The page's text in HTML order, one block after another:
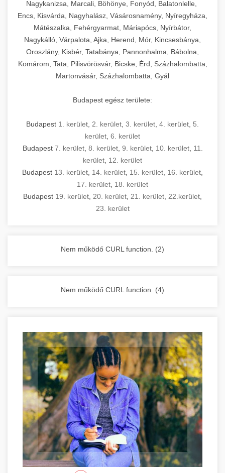
Ipari sütők és gőzpárolók katalógusa -
chef-iparikonyhagepek.hu
berendezések
használatot, miközben megfelel az összes
higiéniai előírásnak.
Ipari hűtőberendezések széles
választéka - chef-iparikonyhagepek.hu
kereskedelmi hűtőegység és hűtőkamra rendszerek
hőmérsékletet és vízminőséget figyelő
rendszerekkel, valamint energiatakarékos
technológiával rendelkeznek. A rozsdamentes
acél konstrukció és a könnyen hozzáférhető
karbantartási pontok biztosítják a hosszú
élettartamot és az egyszerű üzemeltetést.
Ipari mosogatógépek teljes kínálata -
kereskedelmi mosogatógép és tisztítóberendezések
tisztíthatók, szétszerelhetők és karbantarthatók,
megfelelnek az összes élelmiszer-biztonsági
előírásnak. Különböző teljesítményű modellek
állnak rendelkezésre asztali és állványos
kivitelben, az egyedi igények és a
feldolgozandó mennyiségek függvényében.
Biztonságos kezelést biztosító védőburkolatok
számára.
Sajtreszelő gépek szakmai választéka -
chef-iparikonyhagepek.hu
kereskedelmi sajtreszelő és aprítógépek
berendezést magában foglal, amely szükséges
egy modern, hatékonyan működő
kereskedelmi konyha komplett felszereléséhez
és működtetéséhez. Az alapvető
főzőberendezésektől (tűzhelyek, sütők,
grillsütők, frittőzök) kezdve a speciális
feldolgozógépeken (szeletelők, aprítók,
kiegészítő eszközökig mindent egy helyen
megtalál. Szakértő tanácsadóink segítenek a
megfelelő berendezések kiválasztásában, a
konyha optimális elrendezésének
megtervezésében, valamint a telepítés és az
üzembe helyezés koordinálásában. Hosszú távú
garancia, gyors szerviz és folyamatos műszaki
támogatás biztosítja az Ön nyugalmát és
Nagykonyhai berendezések komplett
Nagykanizsa, Marcali, Böhönye, Fonyód, Balatonlelle,
Encs, Kisvárda, Nagyhalász, Vásárosnamény, Nyíregyháza,
Mátészalka, Fehérgyarmat, Máriapócs, Nyírbátor,
Nagykálló, Várpalota, Ajka, Herend, Mór, Kincsesbánya,
Oroszlány, Kisbér, Tatabánya, Pannonhalma, Bábolna,
Komárom, Tata, Pilisvörösvár, Bicske, Érd, Százhalombatta,
Martonvásár, Százhalombatta, Gyál
Budapest egész területe:
Budapest 1. kerület 2. kerület 3. kerület 4. kerület 5.
kerület 6. kerület
Budapest 7. kerület, 8. kerület, 9. kerület, 10. kerület, 11.
kerület 12. kerület
Budapest 13. kerület 14. kerület 15. kerület 16. kerület
17. kerület 18. kerület
Budapest 19. kerület 20. kerület 21. kerület 22.kerület
23. kerület
Nem működő CURL function. (2)
Nem működő CURL function. (4)